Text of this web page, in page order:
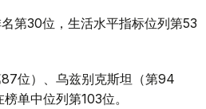
第30位，生活水平指标位列第53
位）、乌兹别克斯坦（第94
单中位列第103位。